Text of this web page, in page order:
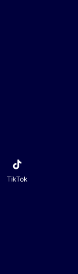
TikTok